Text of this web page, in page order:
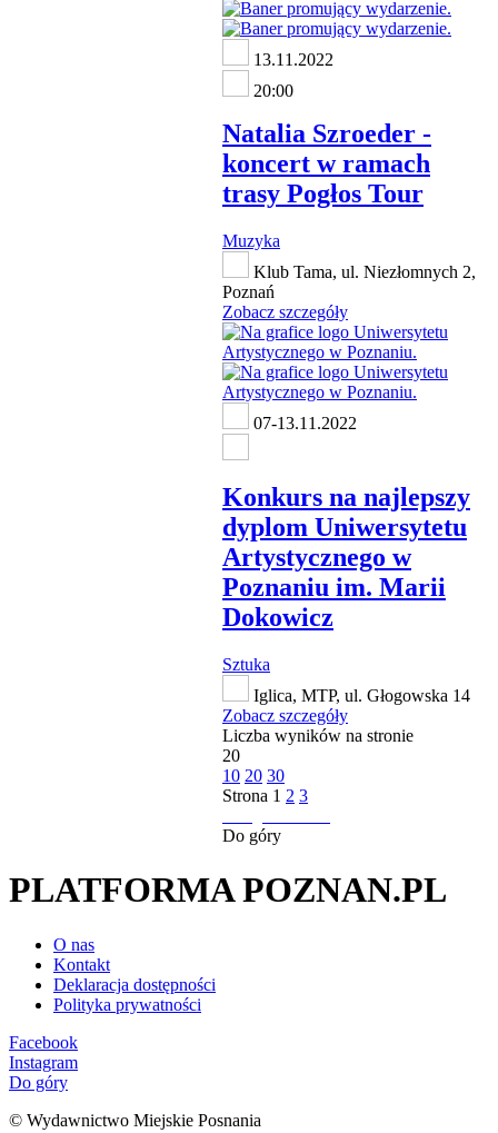
13.11.2022
20:00
Natalia Szroeder -
koncert w ramach
trasy Pogłos Tour
Muzyka
Klub Tama, ul. Niezłomnych 2,
Poznań
Zobacz szczegóły
07-13.11.2022
Konkurs na najlepszy
dyplom Uniwersytetu
Artystycznego w
Poznaniu im. Marii
Dokowicz
Sztuka
Iglica, MTP, ul. Głogowska 14
Zobacz szczegóły
Liczba wyników na stronie
20
10 20 30
Strona 1 2 3
Do góry
PLATFORMA POZNAN.PL
O nas
Kontakt
Deklaracja dostępności
Polityka prywatności
Facebook
Instagram
Do góry
© Wydawnictwo Miejskie Posnania